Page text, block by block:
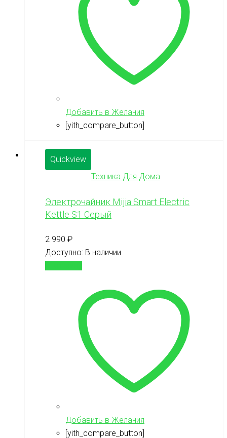
Добавить в Желания
[yith_compare_button]
Quickview
Техника Для Дома
Электрочайник Mijia Smart Electric
Kettle S1 Серый
2 990 ₽
Доступно: В наличии
Добавить в Желания
[yith_compare_button]